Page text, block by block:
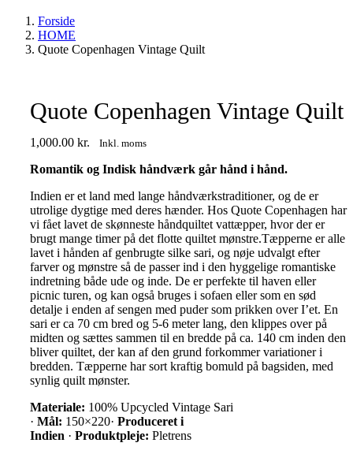
Forside
HOME
Quote Copenhagen Vintage Quilt
Quote Copenhagen Vintage Quilt
1,000.00 kr. Inkl. moms
Romantik og Indisk håndværk går hånd i hånd.
Indien er et land med lange håndværkstraditioner, og de er
utrolige dygtige med deres hænder. Hos Quote Copenhagen har
vi fået lavet de skønneste håndquiltet vattæpper, hvor der er
brugt mange timer på det flotte quiltet mønstre.Tæpperne er alle
lavet i hånden af genbrugte silke sari, og nøje udvalgt efter
farver og mønstre så de passer ind i den hyggelige romantiske
indretning både ude og inde. De er perfekte til haven eller
picnic turen, og kan også bruges i sofaen eller som en sød
detalje i enden af sengen med puder som prikken over I’et. En
sari er ca 70 cm bred og 5-6 meter lang, den klippes over på
midten og sættes sammen til en bredde på ca. 140 cm inden den
bliver quiltet, der kan af den grund forkommer variationer i
bredden. Tæpperne har sort kraftig bomuld på bagsiden, med
synlig quilt mønster.
Materiale: 100% Upcycled Vintage Sari
· Mål: 150×220· Produceret i
Indien · Produktpleje: Pletrens